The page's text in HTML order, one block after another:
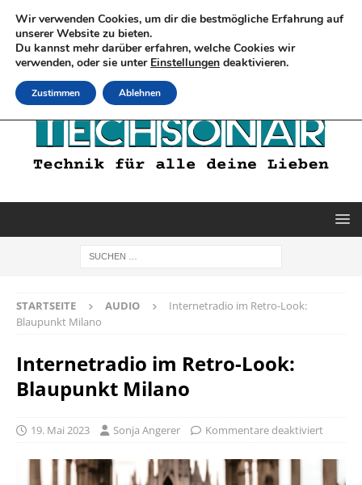
STARTSEITE AUDIO
Internetradio im Retro-Look:
Blaupunkt Milano
Internetradio im Retro-Look:
Blaupunkt Milano
19. Mai 2023 Sonja Angerer Kommentare deaktiviert
Wir verwenden Cookies, um dir die bestmögliche Erfahrung auf
unserer Website zu bieten.
Du kannst mehr darüber erfahren, welche Cookies wir
verwenden, oder sie unter Einstellungen deaktivieren.
Zustimmen Ablehnen